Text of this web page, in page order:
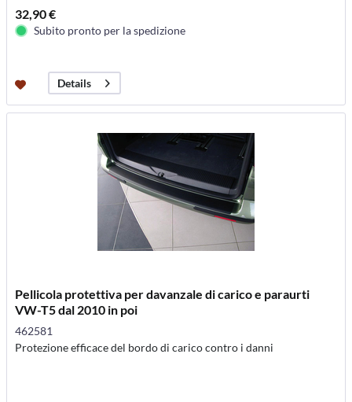
32,90 €
Subito pronto per la spedizione
Details
Pellicola protettiva per davanzale di carico e paraurti
VW-T5 dal 2010 in poi
462581
Protezione efficace del bordo di carico contro i danni